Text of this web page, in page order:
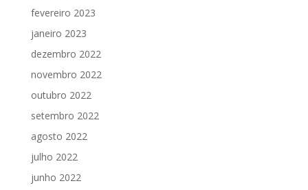
fevereiro 2023
janeiro 2023
dezembro 2022
novembro 2022
outubro 2022
setembro 2022
agosto 2022
julho 2022
junho 2022